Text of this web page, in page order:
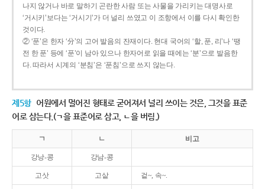
나지 않거나 바로 말하기 곤란한 사람 또는 사물을 가리키는 대명사로
‘거시키’보다는 ‘거시기’가 더 널리 쓰였고 이 조항에서 이를 다시 확인한
것이다.
② ‘푼’은 한자 ‘分’의 고어 발음의 잔재이다. 현대 국어의 ‘할, 푼, 리’나 ‘땡
전 한 푼’ 등에 ‘푼’이 남아 있으나 한자어로 읽을 때에는 ‘분’으로 발음한
다. 따라서 시계의 ‘분침’은 ‘푼침’으로 쓰지 않는다.
제5항 어원에서 멀어진 형태로 굳어져서 널리 쓰이는 것은, 그것을 표준
어로 삼는다.(ㄱ을 표준어로 삼고, ㄴ을 버림.)
ㄱ ㄴ 비고
강낭-콩 강남-콩
고삿 고샅 겉~, 속~.